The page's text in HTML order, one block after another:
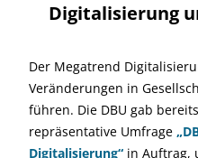
Digitalisierung
Der Megatrend
Veränderungen in
führen. Die DBU gab
repräsentative Umfrage
Digitalisierung“ in Auftrag,